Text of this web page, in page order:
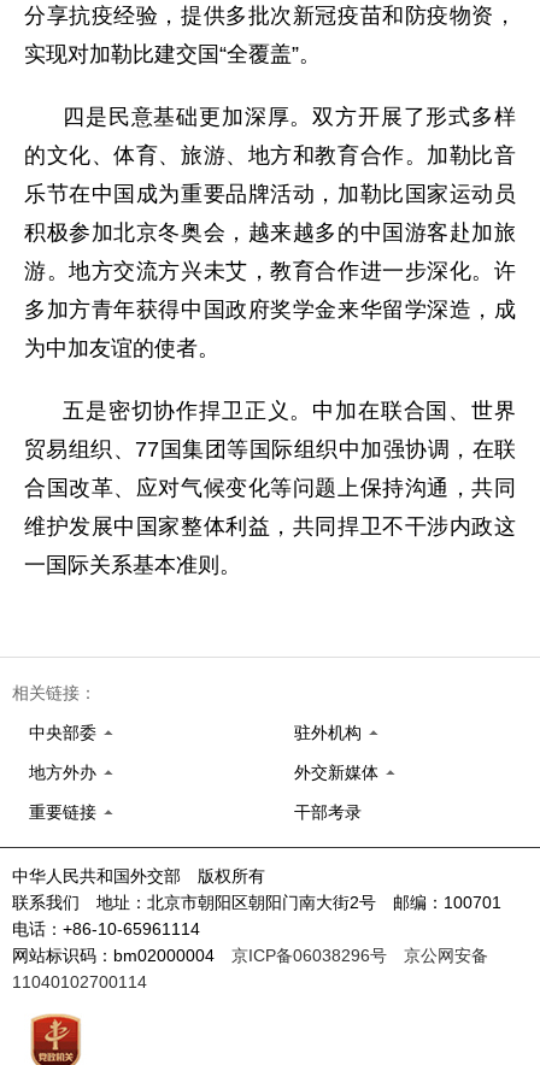
分享抗疫经验，提供多批次新冠疫苗和防疫物资，
实现对加勒比建交国“全覆盖”。
四是民意基础更加深厚。双方开展了形式多样
的文化、体育、旅游、地方和教育合作。加勒比音
乐节在中国成为重要品牌活动，加勒比国家运动员
积极参加北京冬奥会，越来越多的中国游客赴加旅
游。地方交流方兴未艾，教育合作进一步深化。许
多加方青年获得中国政府奖学金来华留学深造，成
为中加友谊的使者。
五是密切协作捍卫正义。中加在联合国、世界
贸易组织、77国集团等国际组织中加强协调，在联
合国改革、应对气候变化等问题上保持沟通，共同
维护发展中国家整体利益，共同捍卫不干涉内政这
一国际关系基本准则。
相关链接：
中央部委 驻外机构
地方外办 外交新媒体
重要链接 干部考录
中华人民共和国外交部 版权所有
联系我们 地址：北京市朝阳区朝阳门南大街2号 邮编：100701
电话：+86-10-65961114
网站标识码：bm02000004 京ICP备06038296号
京公网安备
11040102700114